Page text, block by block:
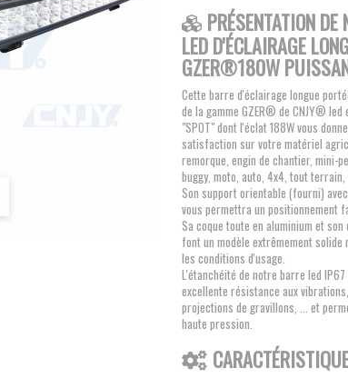
PRÉSENTATION DE
LED D'ÉCLAIRAGE
GZER®180W
Cette barre d'éclairage longue
de la gamme GZER® de CNJY®
"SPOT" dont l'éclat 188W vous
satisfaction sur votre matériel
remorque, engin de chantier, mini-
buggy, moto, auto, 4x4, tout terrain,
Son support orientable (fourni)
vous permettra un positionnement
Sa coque toute en aluminium et son
font un modèle extrêmement
les conditions d'usage.
L'étanchéité de notre barre led IP67
excellente résistance aux
projections de gravillons, ... et
haute pression.